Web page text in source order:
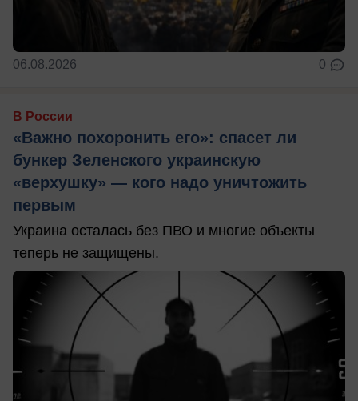
06.08.2026 0
В России
«Важно похоронить его»: спасет ли
бункер Зеленского украинскую
«верхушку» — кого надо уничтожить
первым
Украина осталась без ПВО и многие объекты
теперь не защищены.